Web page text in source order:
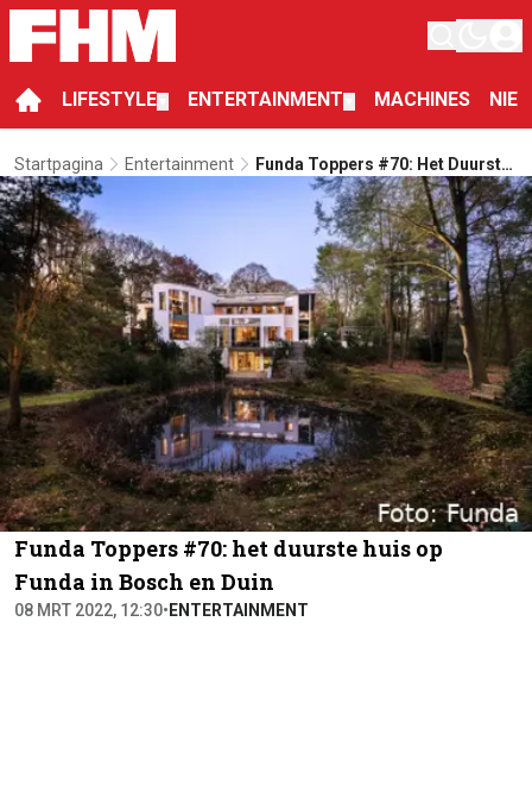
LIFESTYLE ENTERTAINMENT MACHINES
Startpagina Entertainment
Funda Toppers #70: Het Duurste
Huis Op Funda In Bosch En Duin
Funda Toppers #70: het duurste huis op
Funda in Bosch en Duin
08 MRT 2022, 12:30• ENTERTAINMENT